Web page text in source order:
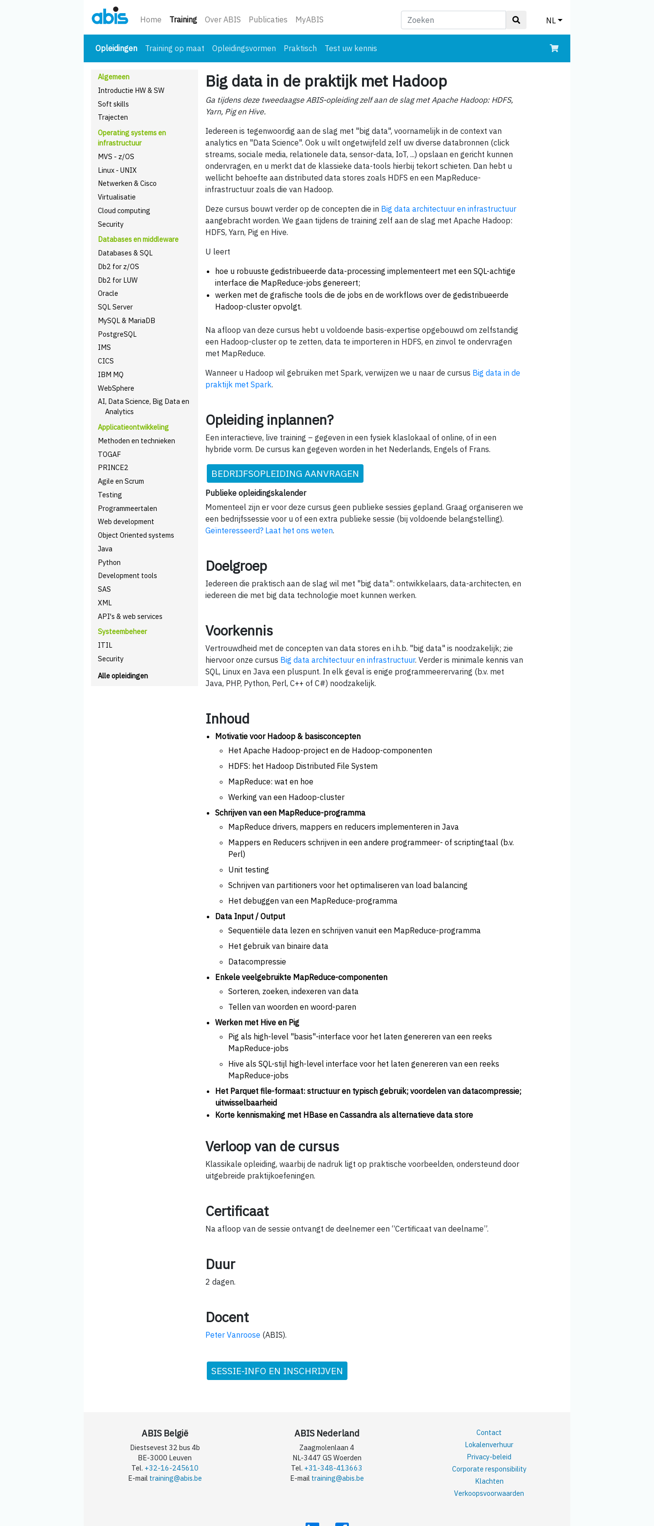
Home Training(huidige)
Over ABIS Publicaties MyABIS NL
Opleidingen(huidige)
Training op maat Opleidingsvormen Praktisch Test uw kennis
Algemeen
Introductie HW & SW
Soft skills
Trajecten
Operating systems en
infrastructuur
MVS - z/OS
Linux - UNIX
Netwerken & Cisco
Virtualisatie
Cloud computing
Security
Databases en middleware
Databases & SQL
Db2 for z/OS
Db2 for LUW
Oracle
SQL Server
MySQL & MariaDB
PostgreSQL
IMS
CICS
IBM MQ
WebSphere
AI, Data Science, Big Data en
Analytics
Applicatieontwikkeling
Methoden en technieken
TOGAF
PRINCE2
Agile en Scrum
Testing
Programmeertalen
Web development
Object Oriented systems
Java
Python
Development tools
SAS
XML
API's & web services
Systeembeheer
ITIL
Security
Alle opleidingen
Big data in de praktijk met Hadoop
Ga tijdens deze tweedaagse ABIS-opleiding zelf aan de slag met Apache Hadoop: HDFS,
Yarn, Pig en Hive.
Iedereen is tegenwoordig aan de slag met "big data", voornamelijk in de context van
analytics en "Data Science". Ook u wilt ongetwijfeld zelf uw diverse databronnen (click
streams, sociale media, relationele data, sensor-data, IoT, ...) opslaan en gericht kunnen
ondervragen, en u merkt dat de klassieke data-tools hierbij tekort schieten. Dan hebt u
wellicht behoefte aan distributed data stores zoals HDFS en een MapReduce-
infrastructuur zoals die van Hadoop.
Deze cursus bouwt verder op de concepten die in Big data architectuur en infrastructuur
aangebracht worden. We gaan tijdens de training zelf aan de slag met Apache Hadoop:
HDFS, Yarn, Pig en Hive.
U leert
hoe u robuuste gedistribueerde data-processing implementeert met een SQL-achtige
interface die MapReduce-jobs genereert;
werken met de grafische tools die de jobs en de workflows over de gedistribueerde
Hadoop-cluster opvolgt.
Na afloop van deze cursus hebt u voldoende basis-expertise opgebouwd om zelfstandig
een Hadoop-cluster op te zetten, data te importeren in HDFS, en zinvol te ondervragen
met MapReduce.
Wanneer u Hadoop wil gebruiken met Spark, verwijzen we u naar de cursus Big data in de
praktijk met Spark.
Opleiding inplannen?
Een interactieve, live training – gegeven in een fysiek klaslokaal of online, of in een
hybride vorm. De cursus kan gegeven worden in het Nederlands, Engels of Frans.
BEDRIJFSOPLEIDING AANVRAGEN
Publieke opleidingskalender
Momenteel zijn er voor deze cursus geen publieke sessies gepland. Graag organiseren we
een bedrijfssessie voor u of een extra publieke sessie (bij voldoende belangstelling).
Geïnteresseerd? Laat het ons weten.
Doelgroep
Iedereen die praktisch aan de slag wil met "big data": ontwikkelaars, data-architecten, en
iedereen die met big data technologie moet kunnen werken.
Voorkennis
Vertrouwdheid met de concepten van data stores en i.h.b. "big data" is noodzakelijk; zie
hiervoor onze cursus Big data architectuur en infrastructuur. Verder is minimale kennis van
SQL, Linux en Java een pluspunt. In elk geval is enige programmeerervaring (b.v. met
Java, PHP, Python, Perl, C++ of C#) noodzakelijk.
Inhoud
Motivatie voor Hadoop & basisconcepten
Het Apache Hadoop-project en de Hadoop-componenten
HDFS: het Hadoop Distributed File System
MapReduce: wat en hoe
Werking van een Hadoop-cluster
Schrijven van een MapReduce-programma
MapReduce drivers, mappers en reducers implementeren in Java
Mappers en Reducers schrijven in een andere programmeer- of scriptingtaal (b.v.
Perl)
Unit testing
Schrijven van partitioners voor het optimaliseren van load balancing
Het debuggen van een MapReduce-programma
Data Input / Output
Sequentiële data lezen en schrijven vanuit een MapReduce-programma
Het gebruik van binaire data
Datacompressie
Enkele veelgebruikte MapReduce-componenten
Sorteren, zoeken, indexeren van data
Tellen van woorden en woord-paren
Werken met Hive en Pig
Pig als high-level "basis"-interface voor het laten genereren van een reeks
MapReduce-jobs
Hive als SQL-stijl high-level interface voor het laten genereren van een reeks
MapReduce-jobs
Het Parquet file-formaat: structuur en typisch gebruik; voordelen van datacompressie;
uitwisselbaarheid
Korte kennismaking met HBase en Cassandra als alternatieve data store
Verloop van de cursus
Klassikale opleiding, waarbij de nadruk ligt op praktische voorbeelden, ondersteund door
uitgebreide praktijkoefeningen.
Certificaat
Na afloop van de sessie ontvangt de deelnemer een “Certificaat van deelname”.
Duur
2 dagen.
Docent
Peter Vanroose (ABIS).
SESSIE-INFO EN INSCHRIJVEN
ABIS België
Diestsevest 32 bus 4b
BE-3000 Leuven
Tel. +32-16-245610
E-mail training@abis.be
ABIS Nederland
Zaagmolenlaan 4
NL-3447 GS Woerden
Tel. +31-348-413663
E-mail training@abis.be
Contact
Lokalenverhuur
Privacy-beleid
Corporate responsibility
Klachten
Verkoopsvoorwaarden